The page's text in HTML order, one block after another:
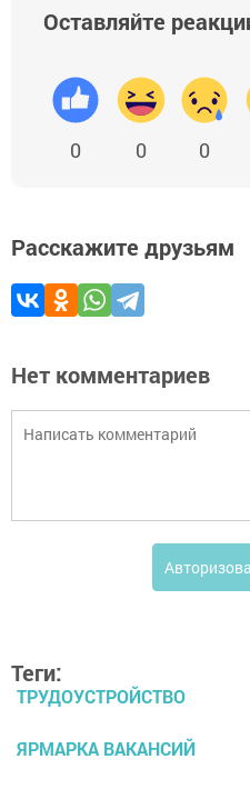
Оставляйте
0 0 0
Расскажите друзьям
Нет комментариев
Теги:
ТРУДОУСТРОЙСТВО
ЯРМАРКА ВАКАНСИЙ